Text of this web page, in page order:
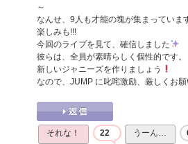
～
なんせ、9人も才能の塊が集まっていま
楽しみも!!!
今回のライブを見て、確信しました
彼らは、全員が素晴らしく個性的です。
新しいジャニーズを作りましょう
なので、JUMP に叱咤激励、厳しくお
それな！ 22 うーん…